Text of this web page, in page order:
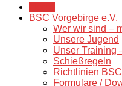
Zum
Inhalt
BSC Vorgebirge e.V.
Wer wir sind –
Unsere Jugend
Unser Training
Schießregeln
Richtlinien
Formulare /